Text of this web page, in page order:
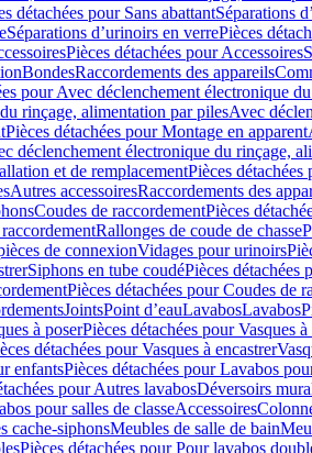
détachées pour Sans abattantSéparations
Séparations d’urinoirs en verrePièces
Pièces détachées pour Accessoires
BondesRaccordements des appareils
pour Avec déclenchement électronique
rinçage, alimentation par pilesAvec
Pièces détachées pour Montage en apparent
déclenchement électronique du rinçage,
et de remplacementPièces
Autres accessoiresRaccordements des
Coudes de raccordementPièces
Rallonges de coude de chasse
de connexionVidages pour urinoirs
Siphons en tube coudéPièces détachées
Pièces détachées pour Coudes de
JointsPoint d’eauLavabosLavabos
à poserPièces détachées pour Vasques à
détachées pour Vasques à encastrer
enfantsPièces détachées pour Lavabos
pour Autres lavabosDéversoirs
pour salles de classeAccessoires
cache-siphonsMeubles de salle de bain
Pièces détachées pour Pour lavabos